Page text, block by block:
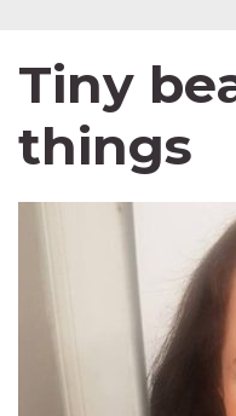
Tiny
things